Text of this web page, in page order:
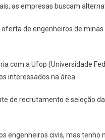
as empresas buscam
de engenheiros de
com a Ufop (Universidade
interessados na área.
de recrutamento e seleção
engenheiros civis, mas